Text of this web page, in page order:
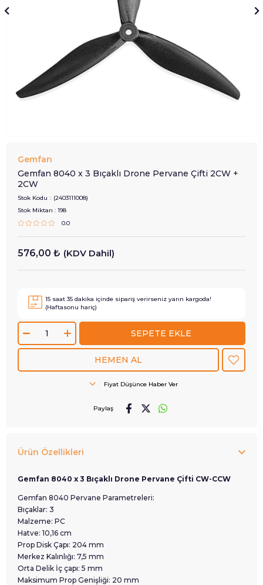
Gemfan
Gemfan 8040 x 3 Bıçaklı Drone Pervane Çifti 2CW +
2CW
Stok Kodu
(2403111008)
Stok Miktarı : 198
0.0
576,00 ₺ (KDV Dahil)
15 saat35 dakika içinde sipariş verirseniz yarın kargoda!
(Haftasonu hariç)
Fiyat Düşünce Haber Ver
Paylaş
Ürün Özellikleri
Gemfan 8040 x 3 Bıçaklı Drone Pervane Çifti CW-CCW
Gemfan 8040 Pervane Parametreleri:
Bıçaklar: 3
Malzeme: PC
Hatve: 10,16 cm
Prop Disk Çapı: 204 mm
Merkez Kalınlığı: 7,5 mm
Orta Delik İç çapı: 5 mm
Maksimum Prop Genişliği: 20 mm